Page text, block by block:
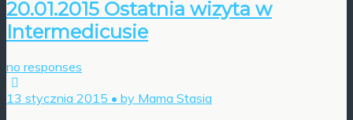
20.01.2015 Ostatnia wizyta w
Intermedicusie
no responses
13 stycznia 2015 • by Mama Stasia